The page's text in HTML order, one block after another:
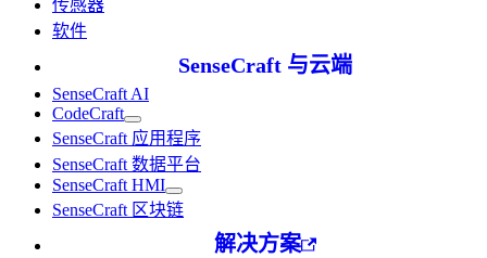
传感器
软件
SenseCraft 与云端
SenseCraft AI
CodeCraft
SenseCraft 应用程序
SenseCraft 数据平台
SenseCraft HMI
SenseCraft 区块链
解决方案